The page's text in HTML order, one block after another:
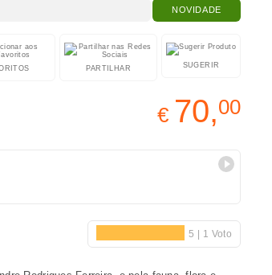
NOVIDADE
SUGERIR
PARTILHAR
€ 70,00